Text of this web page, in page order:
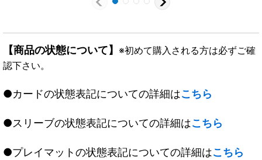
【商品の状態について】 ※初めて購入される方は必ずご確
認下さい。
●カードの状態表記についての詳細はこちら
●スリーブの状態表記についての詳細はこちら
●プレイマットの状態表記についての詳細はこちら